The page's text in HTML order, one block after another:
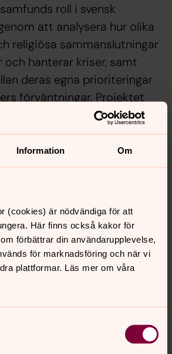
Information Om
(cookies) är nödvändiga för att
Här finns också kakor för
förbättrar din användarupplevelse,
för marknadsföring och när vi
plattformar. Läs mer om våra
roll i svensk
att analysera hur olika
religiösa sammanslutningar
hanterar kriser, samt
deras egna prioriteringar
förväntningar. Projektet
genom att: (1)
som heterogena
kapacitet och värderingar
grupp, (2) identifiera
för samverkan med
och stat samt (3)
och teologiska
påverkar krishantering.
och kvalitativa metoder
för mer
mångfald,
i krissystem utvecklas.